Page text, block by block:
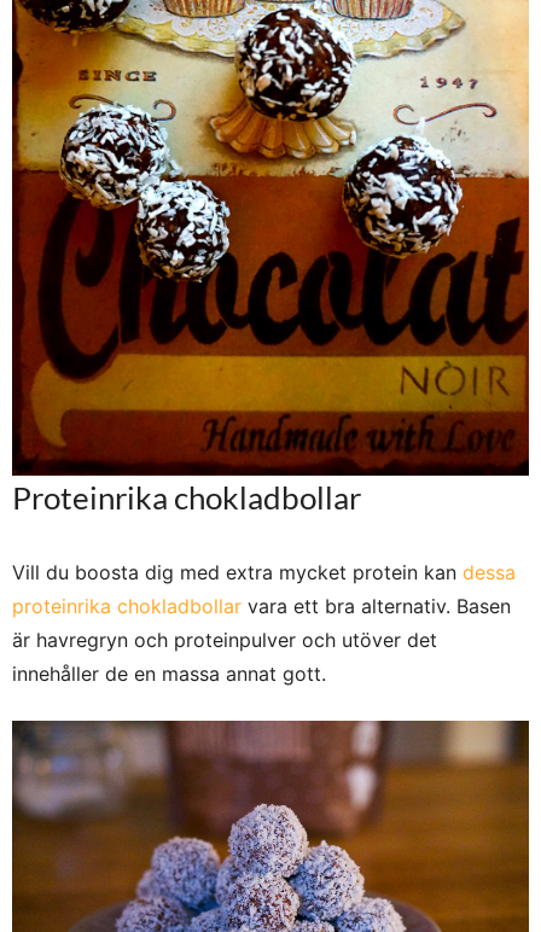
Proteinrika chokladbollar
Vill du boosta dig med extra mycket protein kan dessa
proteinrika chokladbollar vara ett bra alternativ. Basen
är havregryn och proteinpulver och utöver det
innehåller de en massa annat gott.